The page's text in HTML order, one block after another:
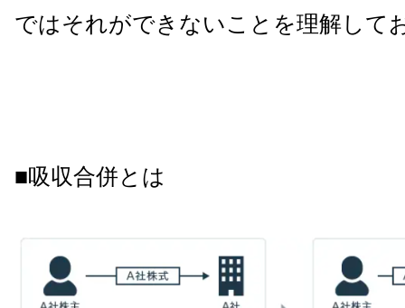
ではそれができないことを理解して
■吸収合併とは